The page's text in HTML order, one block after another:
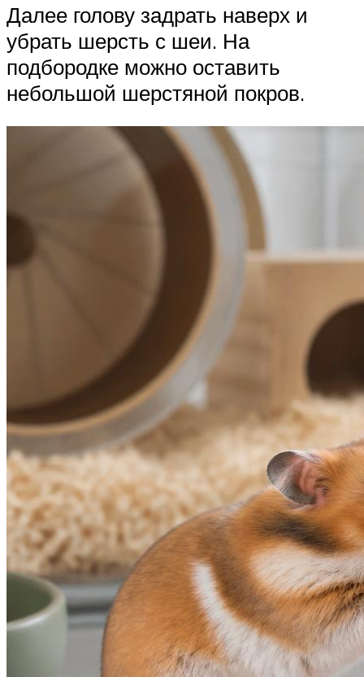
Далее голову задрать наверх и
убрать шерсть с шеи. На
подбородке можно оставить
небольшой шерстяной покров.